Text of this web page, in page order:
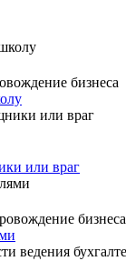
бизнеса
или враг
бизнеса